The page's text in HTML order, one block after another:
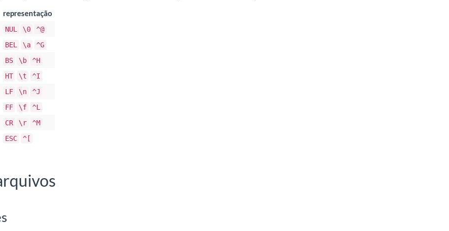
representação
NUL \0 ^@
BEL \a ^G
BS \b ^H
HT \t ^I
LF \n ^J
FF \f ^L
CR \r ^M
ESC ^[